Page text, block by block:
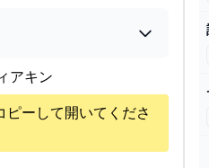
アキン
ーして開いてくださ